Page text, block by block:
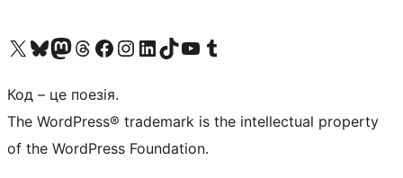
Visit our X (formerly Twitter) account
Visit our Bluesky account
Завітайте до нашої стрічки в Mastodon
Visit our Threads account
Завітайте на нашу сторінку в Facebook
Visit our Instagram account
Visit our LinkedIn account
Visit our TikTok account
Visit our YouTube channel
Visit our Tumblr account
Код – це поезія.
The WordPress® trademark is the intellectual property
of the WordPress Foundation.